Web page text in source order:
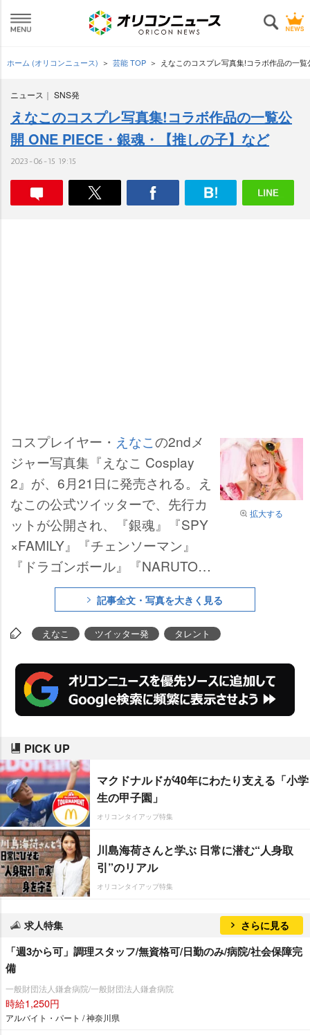
ホーム (オリコンニュース) 芸能 TOP えなこのコスプレ写真集!コラボ作品の一
ニュース SNS発
えなこのコスプレ写真集!コラボ作品の一覧公
開 ONE PIECE・銀魂・【推しの子】など
2023-06-15 19:15
拡大する
コスプレイヤー・ えなこの2ndメ
ジャー写真集『えなこ Cosplay
2』が、6月21日に発売される。え
なこの公式ツイッターで、先行カ
ットが公開され、『銀魂』『SPY
×FAMILY』『チェンソーマン』
『ドラゴンボール』『NARUTO』
『ONE PIECE』などの登場キャ
ラのコスプレ姿を見ることができ
る。
記事全文・写真を大きく見る
えなこ ツイッター発 タレント
PICK UP
マクドナルドが40年にわたり支える「小学
生の甲子園」
オリコンタイアップ特集
川島海荷さんと学ぶ 日常に潜む“人身取
引”のリアル
オリコンタイアップ特集
求人特集 さらに見る
「週3から可」調理スタッフ/無資格可/日勤のみ/病院/社会保障完
備
一般財団法人鎌倉病院/一般財団法人鎌倉病院
時給1,250円
アルバイト・パート / 神奈川県